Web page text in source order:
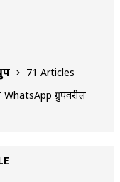
71 Articles
WhatsApp ग्रुपवरील